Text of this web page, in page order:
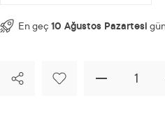
En geç 10 Ağustos Pazartesi